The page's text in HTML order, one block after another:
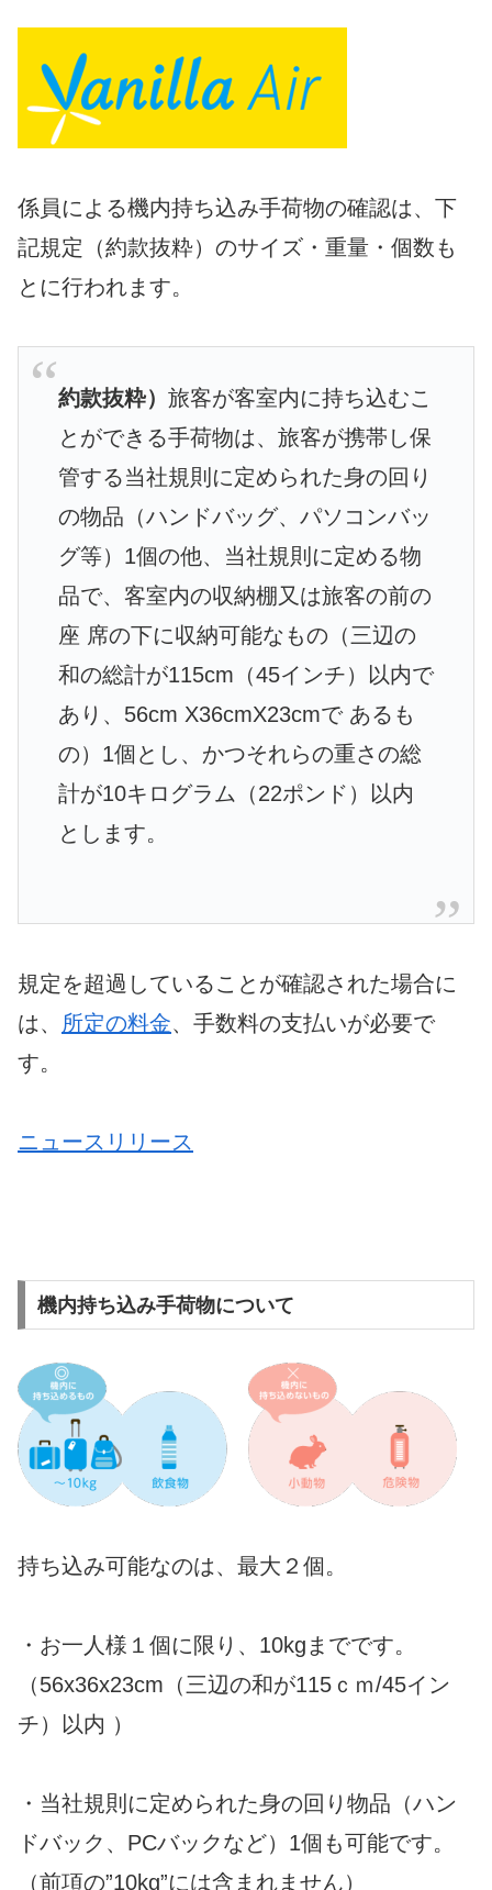
係員による機内持ち込み手荷物の確認は、下
記規定（約款抜粋）のサイズ・重量・個数も
とに行われます。
約款抜粋） 旅客が客室内に持ち込むこ
とができる手荷物は、旅客が携帯し保
管する当社規則に定められた身の回り
の物品（ハンドバッグ、パソコンバッ
グ等）1個の他、当社規則に定める物
品で、客室内の収納棚又は旅客の前の
座 席の下に収納可能なもの（三辺の
和の総計が115cm（45インチ）以内で
あり、56cm X36cmX23cmで あるも
の）1個とし、かつそれらの重さの総
計が10キログラム（22ポンド）以内
とします。
規定を超過していることが確認された場合に
は、 所定の料金、手数料の支払いが必要で
す。
ニュースリリース
機内持ち込み手荷物について
持ち込み可能なのは、最大２個。
・お一人様１個に限り、10kgまでです。
（56x36x23cm（三辺の和が115ｃｍ/45イン
チ）以内 ）
・当社規則に定められた身の回り物品（ハン
ドバック、PCバックなど）1個も可能です。
（前項の”10kg”には含まれません）